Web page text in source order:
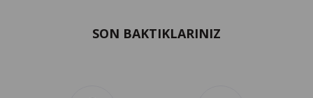
SON BAKTIKLARINIZ